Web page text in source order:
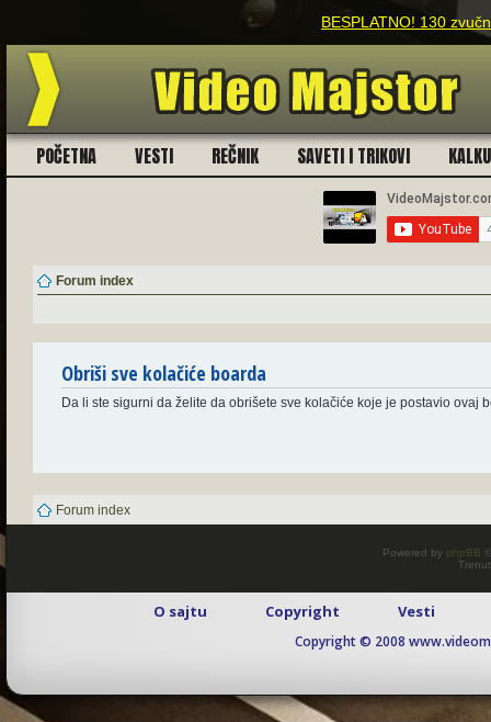
BESPLATNO! 130
POČETNA VESTI REČNIK SAVETI I TRIKOVI
Forum index
Obriši sve kolačiće boarda
Da li ste sigurni da želite da obrišete sve kolačiće koje je postavio ovaj
Forum index
Powered by phpBB
O sajtu Copyright Vesti
Copyright © 2008